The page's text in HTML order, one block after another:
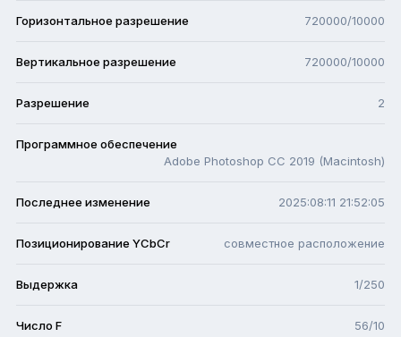
Горизонтальное разрешение 720000/10000
Вертикальное разрешение 720000/10000
Разрешение 2
Программное обеспечение
Adobe Photoshop CC 2019 (Macintosh)
Последнее изменение 2025:08:11 21:52:05
Позиционирование YCbCr совместное расположение
Выдержка 1/250
Число F 56/10